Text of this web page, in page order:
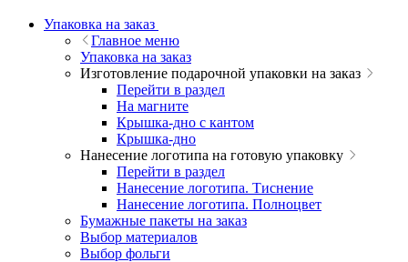
Упаковка на заказ
Главное меню
Упаковка на заказ
Изготовление подарочной упаковки на заказ
Перейти в раздел
На магните
Крышка-дно с кантом
Крышка-дно
Нанесение логотипа на готовую упаковку
Перейти в раздел
Нанесение логотипа. Тиснение
Нанесение логотипа. Полноцвет
Бумажные пакеты на заказ
Выбор материалов
Выбор фольги